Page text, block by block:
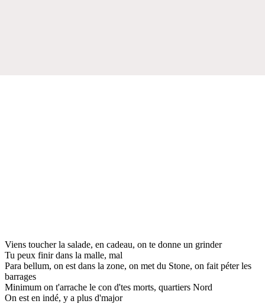
Viens toucher la salade, en cadeau, on te donne un grinder
Tu peux finir dans la malle, mal
Para bellum, on est dans la zone, on met du Stone, on fait péter les
barrages
Minimum on t'arrache le con d'tes morts, quartiers Nord
On est en indé, y a plus d'major